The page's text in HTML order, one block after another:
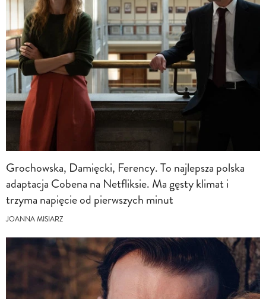
Grochowska, Damięcki, Ferency. To najlepsza polska
adaptacja Cobena na Netfliksie. Ma gęsty klimat i
trzyma napięcie od pierwszych minut
JOANNA MISIARZ